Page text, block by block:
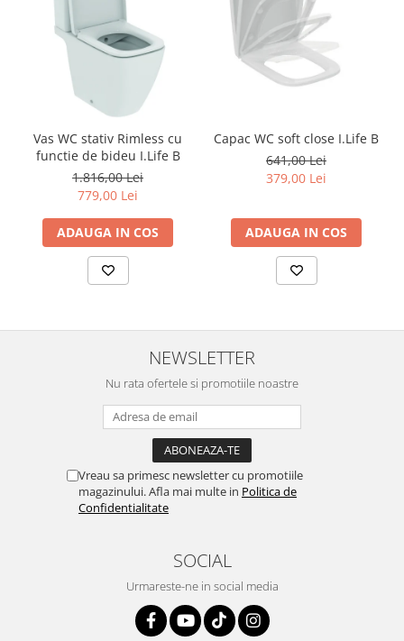
Vas WC stativ Rimless cu
functie de bideu I.Life B
1.816,00 Lei
779,00 Lei
ADAUGA IN COS
Capac WC soft close I.Life B
641,00 Lei
379,00 Lei
ADAUGA IN COS
NEWSLETTER
Nu rata ofertele si promotiile noastre
Vreau sa primesc newsletter cu promotiile
magazinului. Afla mai multe in Politica de
Confidentialitate
SOCIAL
Urmareste-ne in social media